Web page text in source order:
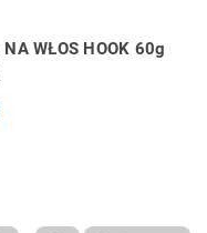
WŁOS HOOK 60g